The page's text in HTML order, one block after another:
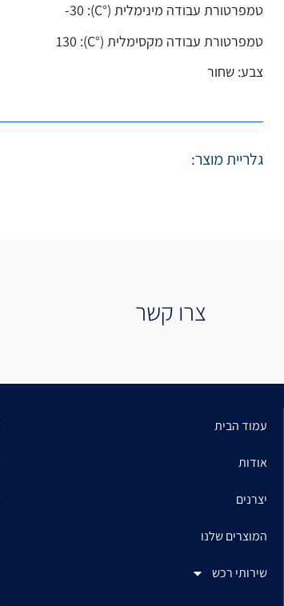
טמפרטורת עבודה מינימלית (°C): ‎-30‎
טמפרטורת עבודה מקסימלית (°C): ‎130‎
צבע: שחור
גלריית מוצר:
צרו קשר
עמוד הבית
אודות
יצרנים
המוצרים שלנו
שירותי רכש